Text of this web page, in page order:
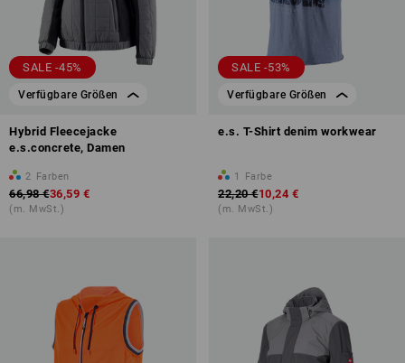
SALE -45%
Verfügbare Größen
Hybrid Fleecejacke
e.s.concrete, Damen
2 Farben
66,98 €36,59 €
(m. MwSt.)
SALE -53%
Verfügbare Größen
e.s. T-Shirt denim workwear
1 Farbe
22,20 €10,24 €
(m. MwSt.)